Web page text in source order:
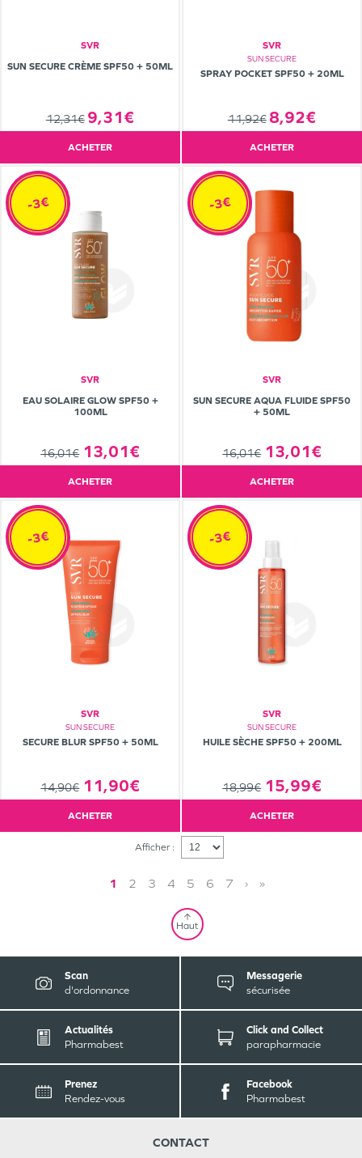
SVR
SUN SECURE CRÈME SPF50 + 50ML
12,31€ 9,31€
ACHETER
SVR
SUN SECURE
SPRAY POCKET SPF50 + 20ML
11,92€ 8,92€
ACHETER
SVR
EAU SOLAIRE GLOW SPF50 +
100ML
16,01€ 13,01€
-3€
ACHETER
SVR
SUN SECURE AQUA FLUIDE SPF50
+ 50ML
16,01€ 13,01€
-3€
ACHETER
SVR
SUN SECURE
SECURE BLUR SPF50 + 50ML
14,90€ 11,90€
-3€
ACHETER
SVR
SUN SECURE
HUILE SÈCHE SPF50 + 200ML
18,99€ 15,99€
-3€
ACHETER
Afficher :
1 2 3 4 5 6 7 › »
Haut
Scan
d'ordonnance
Messagerie
sécurisée
Actualités
Pharmabest
Click and Collect
parapharmacie
Prenez
Rendez-vous
Facebook
Pharmabest
CONTACT